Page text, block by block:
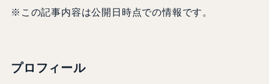
※この記事内容は公開日時点での情報です。
プロフィール